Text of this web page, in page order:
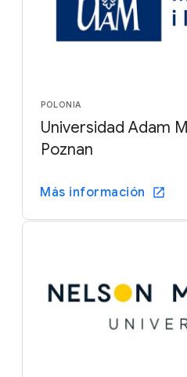
POLONIA
Universidad Adam
Poznan
Más información